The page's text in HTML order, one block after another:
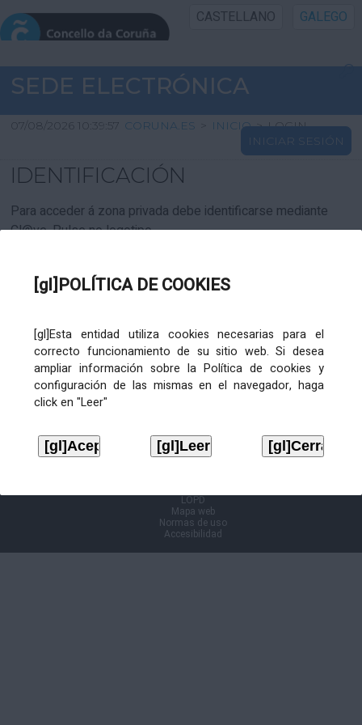
[gl]POLÍTICA DE COOKIES
[gl]Esta entidad utiliza cookies necesarias para el
correcto funcionamiento de su sitio web. Si desea
ampliar información sobre la Política de cookies y
configuración de las mismas en el navegador, haga
click en "Leer"
CASTELLANO GALEGO
INICIO SEDE
INICIO
INFORMACIÓN PÚBLICA
CARTAFOL CIDADÁN
SEDE ELECTRÓNICA
07/08/2026 10:39:57 CORUNA.ES > INICIO > LOGIN
INICIAR SESIÓN
IDENTIFICACIÓN
Para acceder á zona privada debe identificarse mediante
Cl@ve. Pulse no logotipo
LOPD
Mapa web
Normas de uso
Accesibilidad